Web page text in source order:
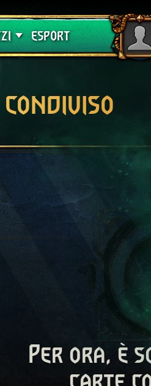
ESPORT
Esci
condiviso
Per ora, è